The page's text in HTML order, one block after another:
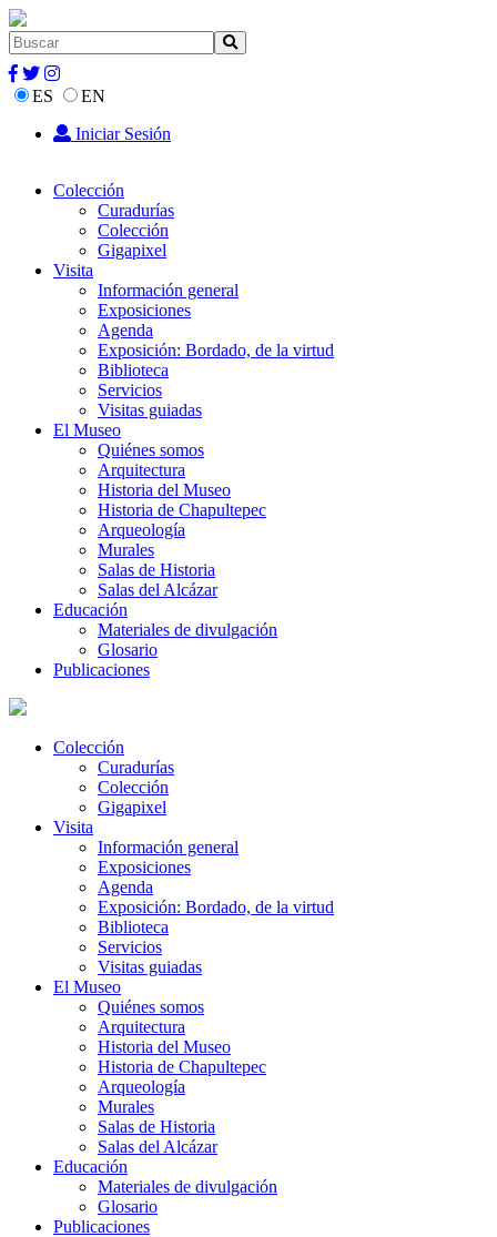
ES
EN
Iniciar Sesión
Colección
Curadurías
Colección
Gigapixel
Visita
Información general
Exposiciones
Agenda
Exposición: Bordado, de la virtud
Biblioteca
Servicios
Visitas guiadas
El Museo
Quiénes somos
Arquitectura
Historia del Museo
Historia de Chapultepec
Arqueología
Murales
Salas de Historia
Salas del Alcázar
Educación
Materiales de divulgación
Glosario
Publicaciones
Colección
Curadurías
Colección
Gigapixel
Visita
Información general
Exposiciones
Agenda
Exposición: Bordado, de la virtud
Biblioteca
Servicios
Visitas guiadas
El Museo
Quiénes somos
Arquitectura
Historia del Museo
Historia de Chapultepec
Arqueología
Murales
Salas de Historia
Salas del Alcázar
Educación
Materiales de divulgación
Glosario
Publicaciones